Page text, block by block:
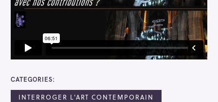
CATEGORIES
INTERROGER L'ART CONTEMPORAIN